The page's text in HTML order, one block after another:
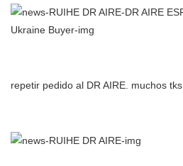
repetir pedido al DR AIRE. muchos tks